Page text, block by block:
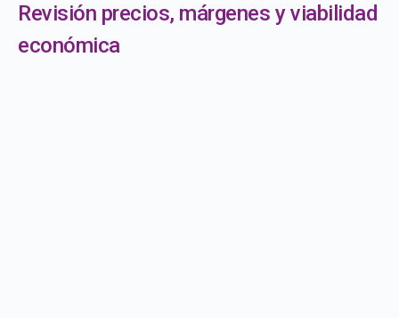
Revisión precios, márgenes y viabilidad
económica